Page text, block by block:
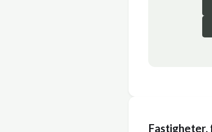
Fastigheter,